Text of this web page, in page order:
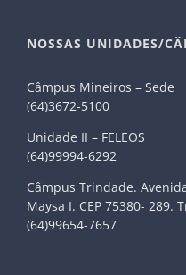
NOSSAS UNIDADES/
Câmpus Mineiros – Sede
(64)3672-5100
Unidade II – FELEOS
(64)99994-6292
Câmpus Trindade.
Maysa I. CEP 75380- 289.
(64)99654-7657